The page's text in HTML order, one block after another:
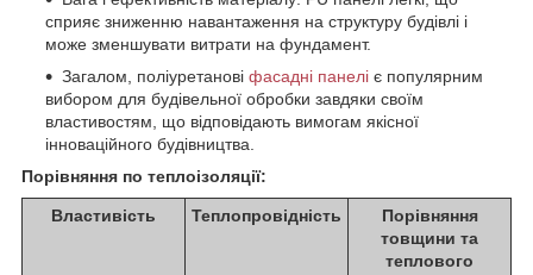
сприяє зниженню навантаження на структуру будівлі і
може зменшувати витрати на фундамент.
Загалом, поліуретанові фасадні панелі є популярним
вибором для будівельної обробки завдяки своїм
властивостям, що відповідають вимогам якісної
інноваційного будівництва.
Порівняння по теплоізоляції:
Властивість Теплопровідність
Порівняння
товщини та
теплового